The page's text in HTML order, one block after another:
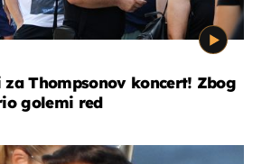
Thompsonov koncert! Zbog
golemi red